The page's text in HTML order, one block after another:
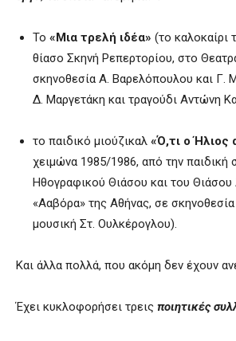
Το «Μια τρελή ιδέα» (το καλοκαίρι
θίασο Σκηνή Ρεπερτορίου, στο
σκηνοθεσία Α. Βαρελόπουλου και Γ.
Δ. Μαργετάκη και τραγούδι Αντώνη
το παιδικό μιούζικαλ «Ό,τι ο Ήλιος
χειμώνα 1985/1986, από την παιδική
Ηθογραφικού Θιάσου και του
«Ααβόρα» της Αθήνας, σε
μουσική Στ. Ουλκέρογλου).
Και άλλα πολλά, που ακόμη δεν έχουν
Έχει κυκλοφορήσει τρεις ποιητικές